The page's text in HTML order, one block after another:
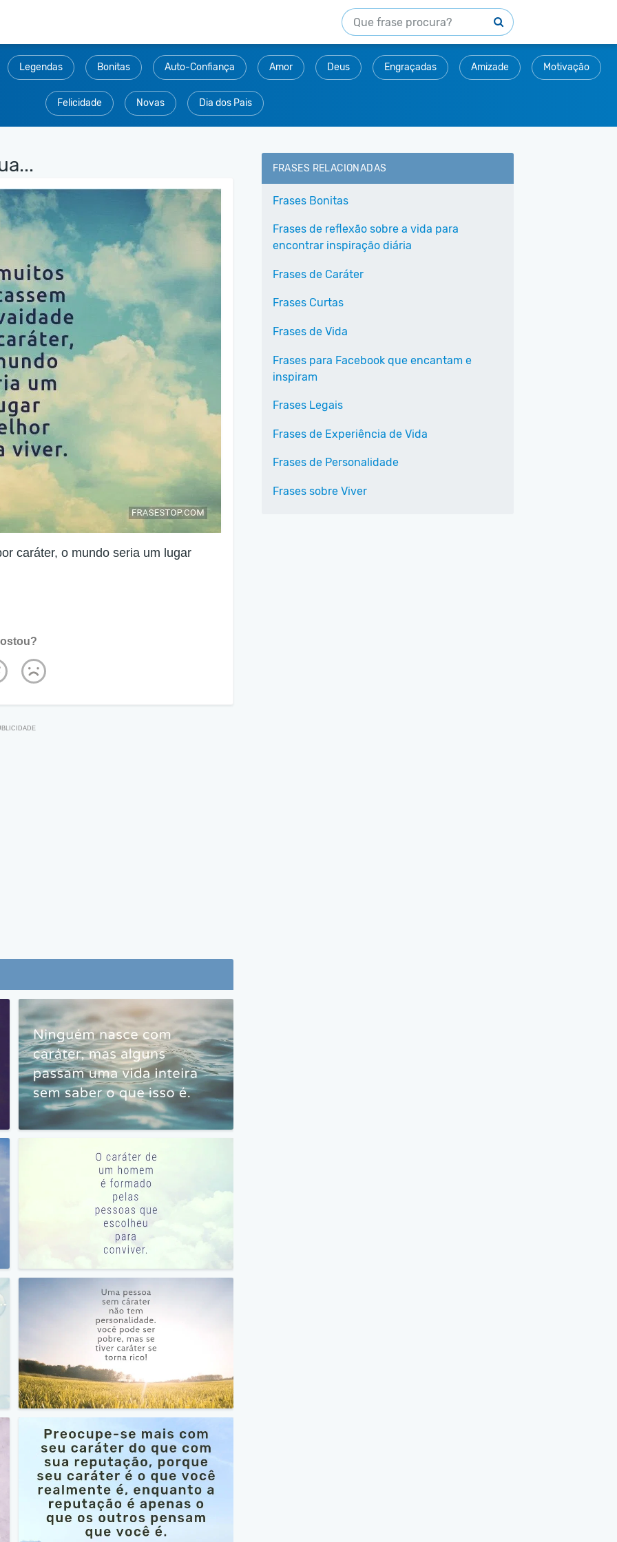
Legendas Bonitas Auto-Confiança Amor Deus Engraçadas Amizade Motivação
Felicidade Novas Dia dos Pais
caráter, o mundo seria um lugar
FRASES RELACIONADAS
Frases Bonitas
Frases de reflexão sobre a vida para
encontrar inspiração diária
Frases de Caráter
Frases Curtas
Frases de Vida
Frases para Facebook que encantam e
inspiram
Frases Legais
Frases de Experiência de Vida
Frases de Personalidade
Frases sobre Viver